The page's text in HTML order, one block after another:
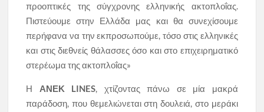
προοπτικές της σύγχρονης ελληνικής ακτοπλοΐας.
Πιστεύουμε στην Ελλάδα μας και θα συνεχίσουμε
περήφανα να την εκπροσωπούμε, τόσο στις ελληνικές
και στις διεθνείς θάλασσες όσο και στο επιχειρηματικό
στερέωμα της ακτοπλοΐας»
Η ΑΝΕΚ LINES, χτίζοντας πάνω σε μία μακρά
παράδοση, που θεμελιώνεται στη δουλειά, στο μεράκι